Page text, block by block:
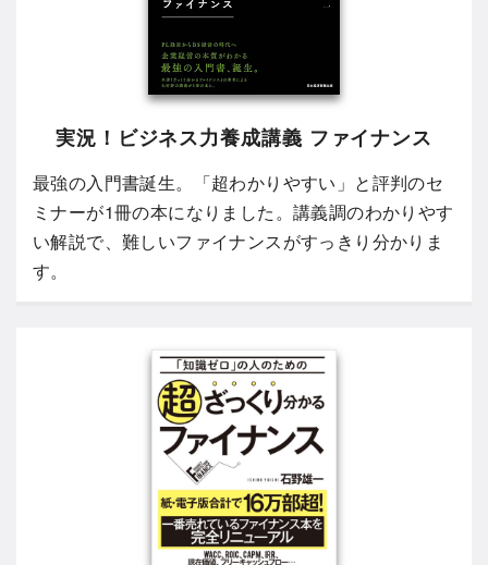
実況！ビジネス力養成講義 ファイナンス
最強の入門書誕生。「超わかりやすい」と評判のセ
ミナーが1冊の本になりました。講義調のわかりやす
い解説で、難しいファイナンスがすっきり分かりま
す。